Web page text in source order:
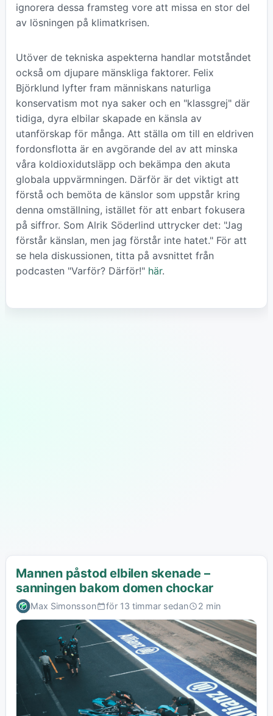
ignorera dessa framsteg vore att missa en stor del
av lösningen på klimatkrisen.
Utöver de tekniska aspekterna handlar motståndet
också om djupare mänskliga faktorer. Felix
Björklund lyfter fram människans naturliga
konservatism mot nya saker och en "klassgrej" där
tidiga, dyra elbilar skapade en känsla av
utanförskap för många. Att ställa om till en eldriven
fordonsflotta är en avgörande del av att minska
våra koldioxidutsläpp och bekämpa den akuta
globala uppvärmningen. Därför är det viktigt att
förstå och bemöta de känslor som uppstår kring
denna omställning, istället för att enbart fokusera
på siffror. Som Alrik Söderlind uttrycker det: "Jag
förstår känslan, men jag förstår inte hatet." För att
se hela diskussionen, titta på avsnittet från
podcasten "Varför? Därför!" här.
Mannen påstod elbilen skenade –
sanningen bakom domen chockar
Max Simonsson för 13 timmar sedan 2 min